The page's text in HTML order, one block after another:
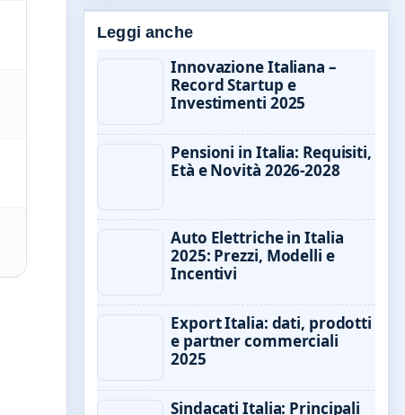
Leggi anche
Innovazione Italiana –
Record Startup e
Investimenti 2025
Pensioni in Italia: Requisiti,
Età e Novità 2026-2028
Auto Elettriche in Italia
2025: Prezzi, Modelli e
Incentivi
Export Italia: dati, prodotti
e partner commerciali
2025
Sindacati Italia: Principali